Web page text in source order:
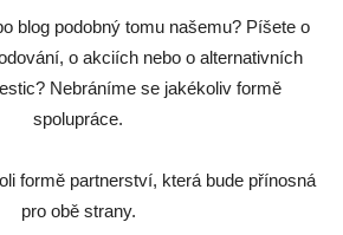
blog podobný tomu našemu? Píšete o
o akciích nebo o alternativních
Nebráníme se jakékoliv formě
spolupráce.
formě partnerství, která bude přínosná
pro obě strany.